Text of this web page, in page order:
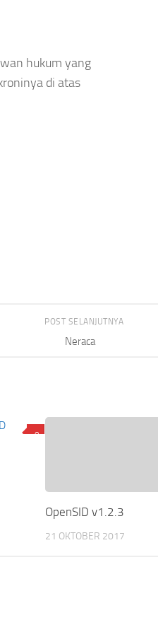
hukum yang
di atas
POST SELANJUTNYA
Neraca
0
OpenSID v1.2.3
21 OKTOBER 2017